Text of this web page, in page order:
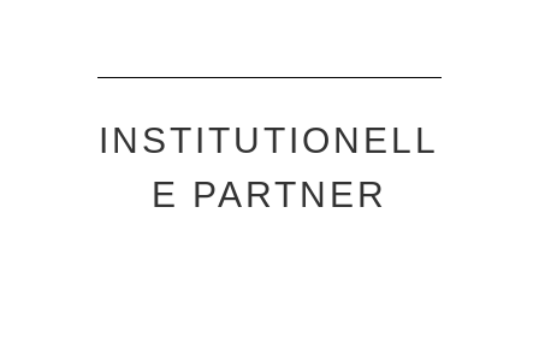
INSTITUTIONELL
E PARTNER